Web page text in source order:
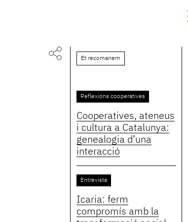
Et recomanem
Reflexions cooperatives
Cooperatives, ateneus
i cultura a Catalunya:
genealogia d’una
interacció
Entrevista
Icaria: ferm
compromís amb la